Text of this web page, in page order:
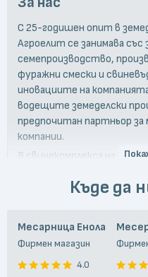
С 25-годишен опит в
Агроелит се занимава
семепроизводство,
фуражни смески и
иновациите на
водещите земеделски
предпочитан партньор
компании.
В свинекомплекса на
капацитет е над 1500
Магазини Енола
от собствената си
Къде да
Месарница Енола
Фирмен магазин
4.0